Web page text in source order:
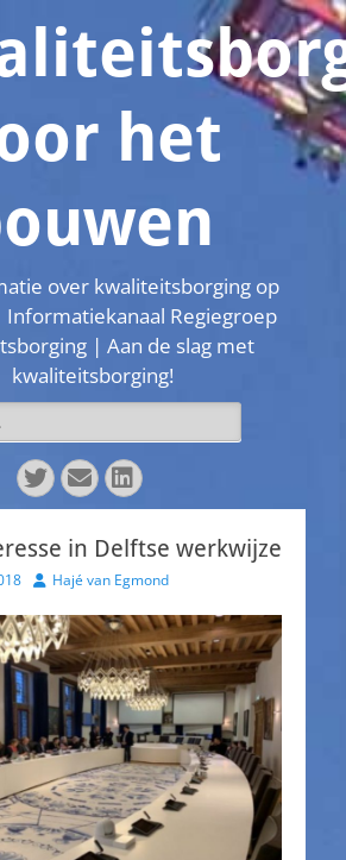
het
over kwaliteitsborging op
Regiegroep
| Aan de slag met
kwaliteitsborging!
Twitter
E-
mail
LinkedIn
in Delftse werkwijze
AuteurHajé van Egmond